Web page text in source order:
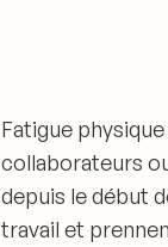
Fatigue
collaborateurs
depuis le début
travail et